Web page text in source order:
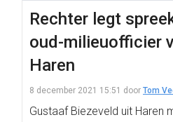
Rechter legt
oud-milieuofficier
Haren
8 december 2021 15:51 door Tom
Gustaaf Biezeveld uit Haren